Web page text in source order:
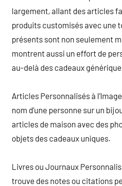
largement, allant des articles
produits customisés avec une
présents sont non seulement
montrent aussi un effort de
au-delà des cadeaux
Articles Personnalisés à
nom d’une personne sur un
articles de maison avec des
objets des cadeaux uniques.
Livres ou Journaux
trouve des notes ou citations